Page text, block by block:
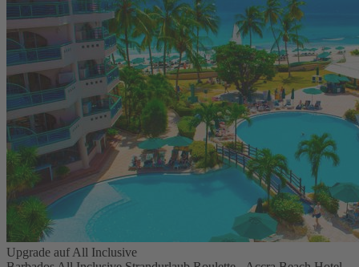
Upgrade auf All Inclusive